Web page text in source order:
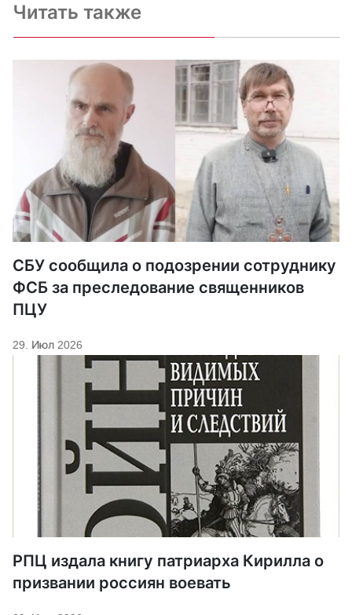
Читать также
СБУ сообщила о подозрении сотруднику
ФСБ за преследование священников
ПЦУ
29. Июл 2026
РПЦ издала книгу патриарха Кирилла о
призвании россиян воевать